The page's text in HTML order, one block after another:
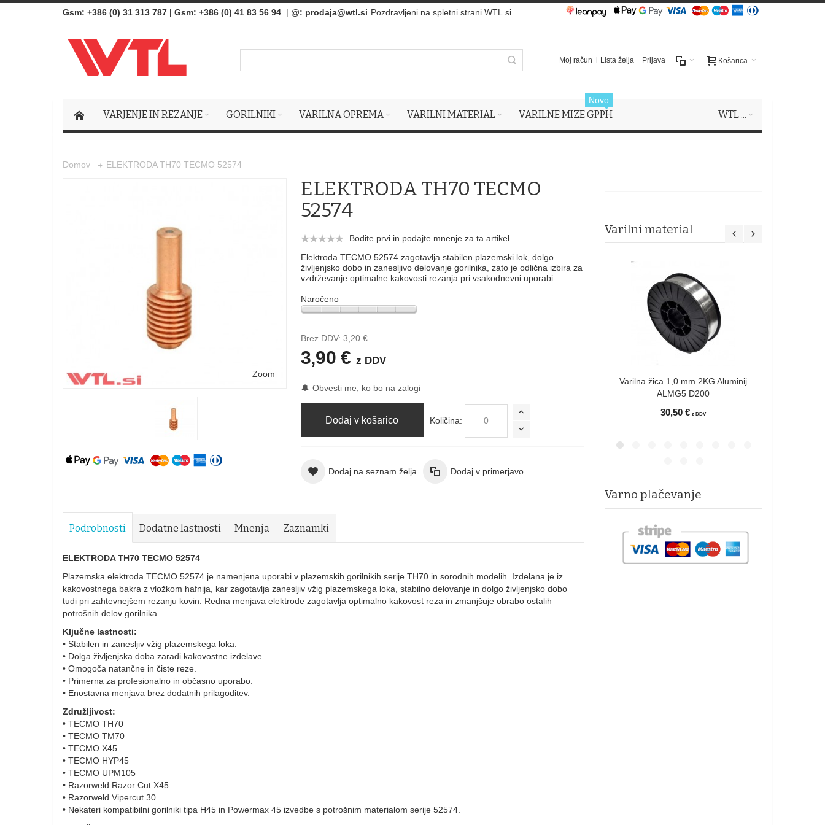
Gsm: +386 (0) 31 313 787 | Gsm: +386 (0) 41 83 56 94 | @: prodaja@wtl.si Pozdravljeni na spletni strani WTL.si
Košarica
Moj račun Lista želja Prijava
VARJENJE IN REZANJE GORILNIKI VARILNA OPREMA VARILNI MATERIAL VARILNE MIZE GPPH
Novo
WTL ...
Domov ELEKTRODA TH70 TECMO 52574
Zoom
ELEKTRODA TH70 TECMO
52574
Bodite prvi in podajte mnenje za ta artikel
Elektroda TECMO 52574 zagotavlja stabilen plazemski lok, dolgo
življenjsko dobo in zanesljivo delovanje gorilnika, zato je odlična izbira za
vzdrževanje optimalne kakovosti rezanja pri vsakodnevni uporabi.
Naročeno
Brez DDV: 3,20 €
3,90 € z DDV
🔔 Obvesti me, ko bo na zalogi
Količina:
Dodaj v košarico
Dodaj na seznam želja Dodaj v primerjavo
Varilni material
Varilna žica 1,0 mm 2KG Aluminij
ALMG5 D200
30,50 €z DDV
Varno plačevanje
Podrobnosti Dodatne lastnosti Mnenja Zaznamki
ELEKTRODA TH70 TECMO 52574
Plazemska elektroda TECMO 52574 je namenjena uporabi v plazemskih gorilnikih serije TH70 in sorodnih modelih. Izdelana je iz
kakovostnega bakra z vložkom hafnija, kar zagotavlja zanesljiv vžig plazemskega loka, stabilno delovanje in dolgo življenjsko dobo
tudi pri zahtevnejšem rezanju kovin. Redna menjava elektrode zagotavlja optimalno kakovost reza in zmanjšuje obrabo ostalih
potrošnih delov gorilnika.
Ključne lastnosti:
• Stabilen in zanesljiv vžig plazemskega loka.
• Dolga življenjska doba zaradi kakovostne izdelave.
• Omogoča natančne in čiste reze.
• Primerna za profesionalno in občasno uporabo.
• Enostavna menjava brez dodatnih prilagoditev.
Združljivost:
• TECMO TH70
• TECMO TM70
• TECMO X45
• TECMO HYP45
• TECMO UPM105
• Razorweld Razor Cut X45
• Razorweld Vipercut 30
• Nekateri kompatibilni gorilniki tipa H45 in Powermax 45 izvedbe s potrošnim materialom serije 52574.